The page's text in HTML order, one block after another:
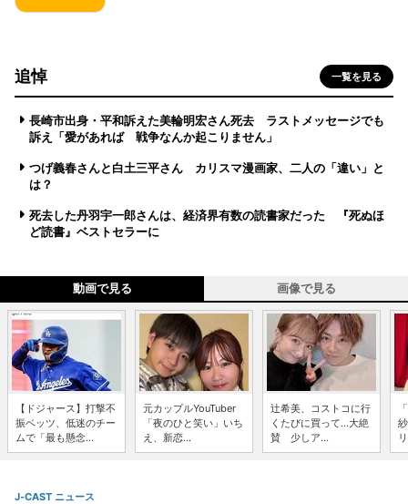
追悼 一覧を見る
長崎市出身・平和訴えた美輪明宏さん死去 ラストメッセージでも
訴え「愛があれば 戦争なんか起こりません」
つげ義春さんと白土三平さん カリスマ漫画家、二人の「違い」と
は？
死去した丹羽宇一郎さんは、経済界有数の読書家だった 『死ぬほ
ど読書』ベストセラーに
動画で見る 画像で見る
【ドジャース】打撃不
振ベッツ、低迷のチー
ムで「最も懸念...
元カップルYouTuber
「夜のひと笑い」いち
え、新恋...
辻希美、コストコに行
くたびに買って...大絶
賛 少しア...
J-CAST ニュース